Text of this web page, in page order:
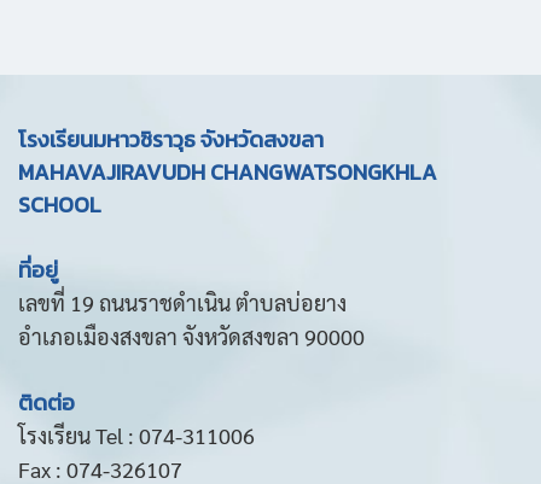
โรงเรียนมหาวชิราวุธ จังหวัดสงขลา
MAHAVAJIRAVUDH CHANGWATSONGKHLA
SCHOOL
ที่อยู่
เลขที่ 19 ถนนราชดำเนิน ตำบลบ่อยาง
อำเภอเมืองสงขลา จังหวัดสงขลา 90000
ติดต่อ
โรงเรียน Tel : 074-311006
Fax : 074-326107